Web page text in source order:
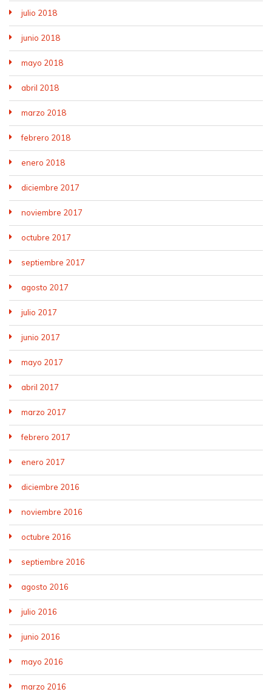
julio 2018
junio 2018
mayo 2018
abril 2018
marzo 2018
febrero 2018
enero 2018
diciembre 2017
noviembre 2017
octubre 2017
septiembre 2017
agosto 2017
julio 2017
junio 2017
mayo 2017
abril 2017
marzo 2017
febrero 2017
enero 2017
diciembre 2016
noviembre 2016
octubre 2016
septiembre 2016
agosto 2016
julio 2016
junio 2016
mayo 2016
marzo 2016